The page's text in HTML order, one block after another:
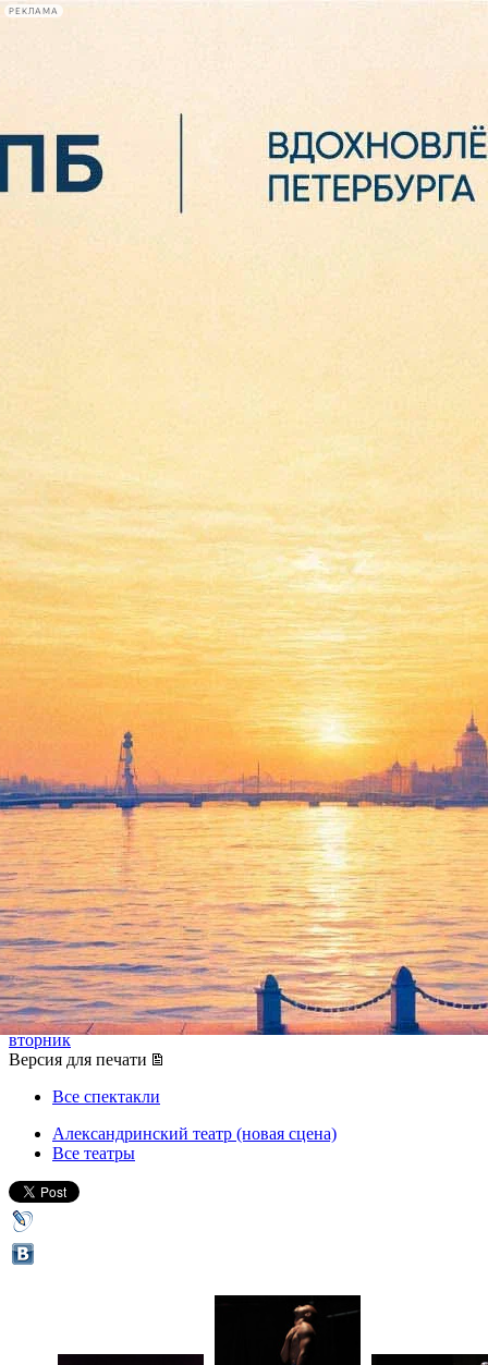
РЕКЛАМА
Сегодня:
2026.08.06
07:04
Дуэт южноафриканских
танцовщиков представит
композицию «Герой»
26 сентября 2016, понедельник,19.30-27 сентября 2016,
вторник
Версия для печати
Все спектакли
Александринский театр (новая сцена)
Все театры